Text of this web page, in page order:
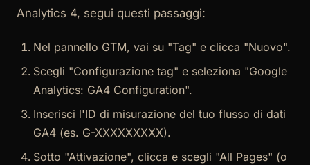
Analytics 4, segui questi passaggi:
Nel pannello GTM, vai su "Tag" e clicca "Nuovo".
Scegli "Configurazione tag" e seleziona "Google
Analytics: GA4 Configuration".
Inserisci l'ID di misurazione del tuo flusso di dati
GA4 (es. G-XXXXXXXXX).
Sotto "Attivazione", clicca e scegli "All Pages" (o